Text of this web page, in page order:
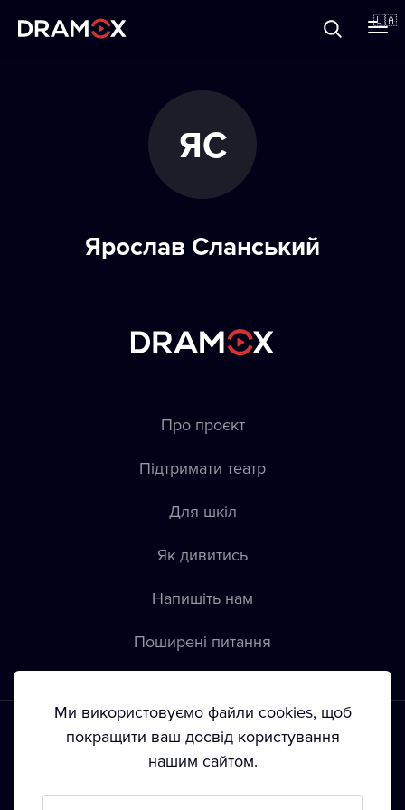
🇺🇦
Зареєструватися
ЯС
Ярослав Сланський
Про проєкт
Підтримати театр
Для шкіл
Як дивитись
Напишіть нам
Пoширені питання
Положення й умови • Конфіденційність • Автoрські права
Ми використовуємо файли cookies, щоб
покращити ваш досвід користування
нашим сайтом.